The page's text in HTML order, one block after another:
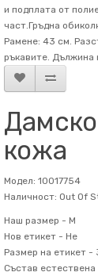
и подплата от
част.Гръдна
Рамене: 43 см.
ръкавите. Дължина
кожа
Модел: 10017754
Наличност: Out Of
Наш размер - M
Нов етикет - Не
Размер на етикет -
Състав естествена